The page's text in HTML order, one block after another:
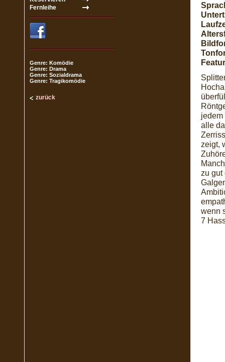
Genre: Komödie
Genre: Drama
Genre: Sozialdrama
Genre: Tragikomödie
zurück
alle
zeigt,
zu gut
wenn
7